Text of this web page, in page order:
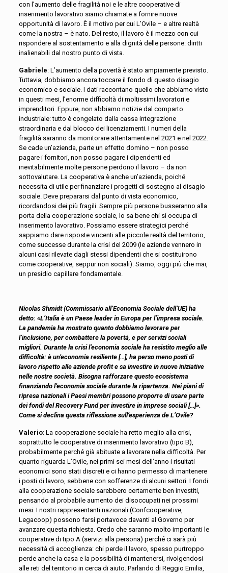
con l’aumento delle fragilità noi e le altre cooperative di
inserimento lavorativo siamo chiamate a fornire nuove
opportunità di lavoro. È il motivo per cui L’Ovile – e altre realtà
come la nostra – è nato. Del resto, il lavoro è il mezzo con cui
rispondere al sostentamento e alla dignità delle persone: diritti
inalienabili dal nostro punto di vista.
Gabriele: L’aumento della povertà è stato ampiamente previsto.
Tuttavia, dobbiamo ancora toccare il fondo di questo disagio
economico e sociale. I dati raccontano quello che abbiamo visto
in questi mesi, l’enorme difficoltà di moltissimi lavoratori e
imprenditori. Eppure, non abbiamo notizie dal comparto
industriale: tutto è congelato dalla cassa integrazione
straordinaria e dal blocco dei licenziamenti. I numeri della
fragilità saranno da monitorare attentamente nel 2021 e nel 2022.
Se cade un’azienda, parte un effetto domino – non posso
pagare i fornitori, non posso pagare i dipendenti ed
inevitabilmente molte persone perdono il lavoro – da non
sottovalutare. La cooperativa è anche un’azienda, poiché
necessita di utile per finanziare i progetti di sostegno al disagio
sociale. Deve prepararsi dal punto di vista economico,
ricordandosi dei più fragili. Sempre più persone busseranno alla
porta della cooperazione sociale, lo sa bene chi si occupa di
inserimento lavorativo. Possiamo essere strategici perché
sappiamo dare risposte vincenti alle piccole realtà del territorio,
come successe durante la crisi del 2009 (le aziende vennero in
alcuni casi rilevate dagli stessi dipendenti che si costituirono
come cooperative, seppur non sociali). Siamo, oggi più che mai,
un presidio capillare fondamentale.
Nicolas Shmidt (Commissario all’Economia Sociale dell’UE) ha
detto: «L’Italia è un Paese leader in Europa per l’impresa sociale.
La pandemia ha mostrato quanto dobbiamo lavorare per
l’inclusione, per combattere la povertà, e per servizi sociali
migliori. Durante la crisi l’economia sociale ha resistito meglio alle
difficoltà: è un’economia resiliente […], ha perso meno posti di
lavoro rispetto alle aziende profit e sa investire in nuove iniziative
nelle nostre società. Bisogna rafforzare questo ecosistema
finanziando l’economia sociale durante la ripartenza. Nei piani di
ripresa nazionali i Paesi membri possono proporre di usare parte
dei fondi del Recovery Fund per investire in imprese sociali […]».
Come si declina questa riflessione sull’esperienza de L’Ovile?
Valerio: La cooperazione sociale ha retto meglio alla crisi,
soprattutto le cooperative di inserimento lavorativo (tipo B),
probabilmente perché già abituate a lavorare nella difficoltà. Per
quanto riguarda L’Ovile, nei primi sei mesi dell’anno i risultati
economici sono stati discreti e ci hanno permesso di mantenere
i posti di lavoro, sebbene con sofferenze di alcuni settori. I fondi
alla cooperazione sociale sarebbero certamente ben investiti,
pensando al probabile aumento dei disoccupati nei prossimi
mesi. I nostri rappresentanti nazionali (Confcooperative,
Legacoop) possono farsi portavoce davanti al Governo per
avanzare questa richiesta. Credo che saranno molto importanti le
cooperative di tipo A (servizi alla persona) perché ci sarà più
necessità di accoglienza: chi perde il lavoro, spesso purtroppo
perde anche la casa e la possibilità di mantenersi, rivolgendosi
alle reti del territorio in cerca di aiuto. Parlando di Reggio Emilia,